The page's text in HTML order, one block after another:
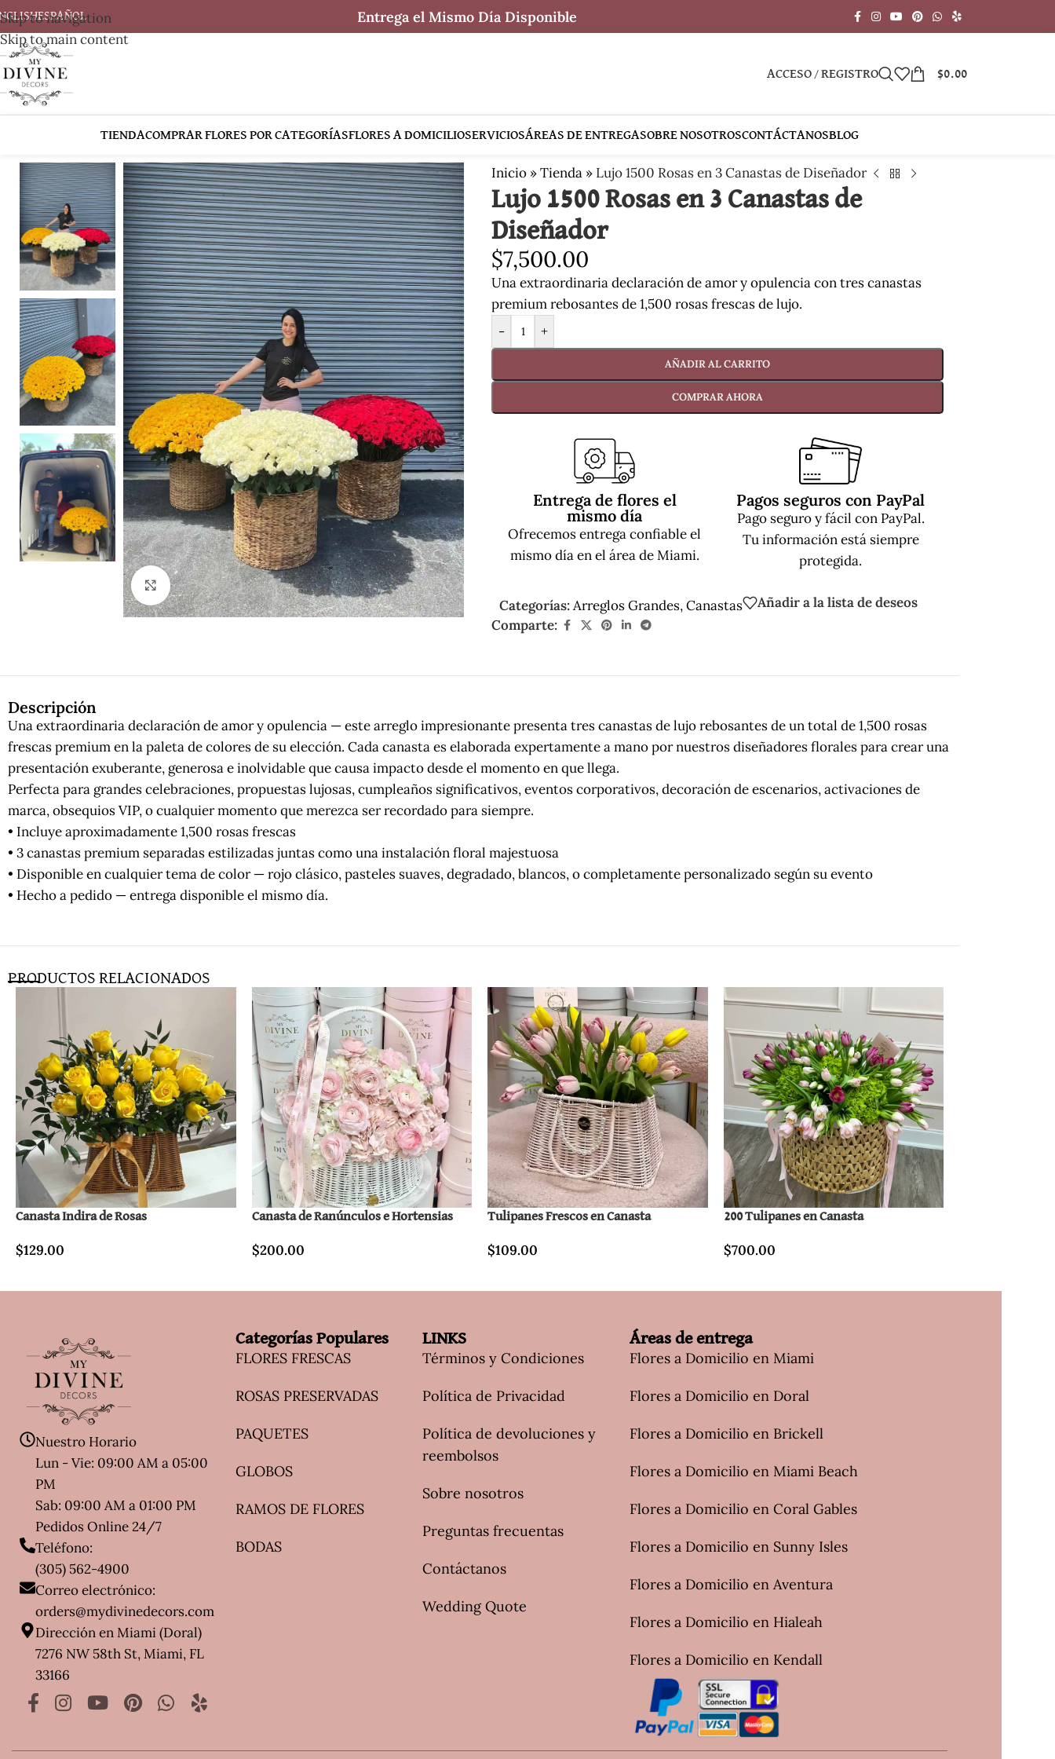
Skip to navigation
Skip to main content
ESPAÑOL Entrega el Mismo Día Disponible
ACCESO / REGISTRO $0.00
TIENDACOMPRAR FLORES POR CATEGORÍASFLORES A DOMICILIOSERVICIOSÁREAS DE ENTREGASOBRE NOSOTROSCONTÁCTANOSBLOG
Clic para ampliar
Inicio »Tienda » Lujo 1500 Rosas en 3 Canastas de Diseñador
Lujo 1500 Rosas en 3 Canastas de
Diseñador
$7,500.00
Una extraordinaria declaración de amor y opulencia con tres canastas
premium rebosantes de 1,500 rosas frescas de lujo.
-
+
AÑADIR AL CARRITO
COMPRAR AHORA
Entrega de flores el
mismo día
Ofrecemos entrega confiable el
mismo día en el área de Miami.
Pagos seguros con PayPal
Pago seguro y fácil con PayPal.
Tu información está siempre
protegida.
Categorías:Arreglos Grandes,Canastas
Añadir a la lista de deseos
Comparte:
Descripción
Una extraordinaria declaración de amor y opulencia — este arreglo impresionante presenta tres canastas de lujo rebosantes de un total de 1,500 rosas
frescas premium en la paleta de colores de su elección. Cada canasta es elaborada expertamente a mano por nuestros diseñadores florales para crear una
presentación exuberante, generosa e inolvidable que causa impacto desde el momento en que llega.
Perfecta para grandes celebraciones, propuestas lujosas, cumpleaños significativos, eventos corporativos, decoración de escenarios, activaciones de
marca, obsequios VIP, o cualquier momento que merezca ser recordado para siempre.
• Incluye aproximadamente 1,500 rosas frescas
• 3 canastas premium separadas estilizadas juntas como una instalación floral majestuosa
• Disponible en cualquier tema de color — rojo clásico, pasteles suaves, degradado, blancos, o completamente personalizado según su evento
• Hecho a pedido — entrega disponible el mismo día.
PRODUCTOS RELACIONADOS
Canasta Indira de Rosas
$129.00
Canasta de Ranúnculos e Hortensias
$200.00
Tulipanes Frescos en Canasta
$109.00
200 Tulipanes en Canasta
$700.00
Nuestro Horario
Lun - Vie: 09:00 AM a 05:00
PM
Sab: 09:00 AM a 01:00 PM
Pedidos Online 24/7
Teléfono:
(305) 562-4900
Correo electrónico:
orders@mydivinedecors.com
Dirección en Miami (Doral)
7276 NW 58th St, Miami, FL
33166
Categorías Populares
FLORES FRESCAS
ROSAS PRESERVADAS
PAQUETES
GLOBOS
RAMOS DE FLORES
BODAS
LINKS
Términos y Condiciones
Política de Privacidad
Política de devoluciones y
reembolsos
Sobre nosotros
Preguntas frecuentas
Contáctanos
Wedding Quote
Áreas de entrega
Flores a Domicilio en Miami
Flores a Domicilio en Doral
Flores a Domicilio en Brickell
Flores a Domicilio en Miami Beach
Flores a Domicilio en Coral Gables
Flores a Domicilio en Sunny Isles
Flores a Domicilio en Aventura
Flores a Domicilio en Hialeah
Flores a Domicilio en Kendall